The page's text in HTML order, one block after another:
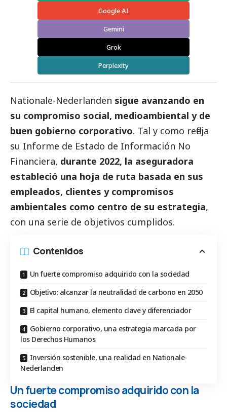
Google AI
Gemini
Grok
Perplexity
Nationale-Nederlanden sigue avanzando en
su compromiso social, medioambiental y de
buen gobierno corporativo. Tal y como refleja
su Informe de Estado de Información No
Financiera, durante 2022, la aseguradora
estableció una hoja de ruta basada en sus
empleados, clientes y compromisos
ambientales como centro de su estrategia,
con una serie de objetivos cumplidos.
Contenidos
Un fuerte compromiso adquirido con la sociedad
Objetivo: alcanzar la neutralidad de carbono en 2050
El capital humano, elemento clave y diferenciador
Gobierno corporativo, una estrategia marcada por
los Derechos Humanos
Inversión sostenible, una realidad en Nationale-
Nederlanden
Un fuerte compromiso adquirido con la
sociedad